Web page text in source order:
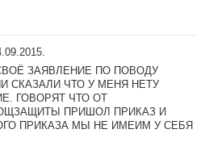
ЗАЯВЛЕНИЕ ПО ПОВОДУ
СКАЗАЛИ ЧТО У МЕНЯ НЕТУ
ГОВОРЯТ ЧТО ОТ
ПРИШОЛ ПРИКАЗ И
ПРИКАЗА МЫ НЕ ИМЕИМ У СЕБЯ